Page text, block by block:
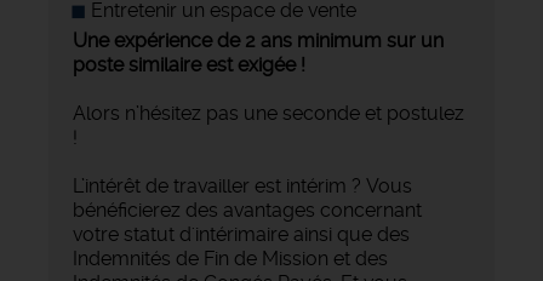
Entretenir un espace de vente
Une expérience de 2 ans minimum sur un
poste similaire est exigée !
Alors n’hésitez pas une seconde et postulez
!
L’intérêt de travailler est intérim ? Vous
bénéficierez des avantages concernant
votre statut d'intérimaire ainsi que des
Indemnités de Fin de Mission et des